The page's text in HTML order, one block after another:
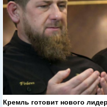
Кремль готовит нового